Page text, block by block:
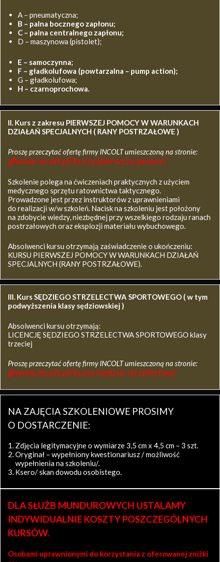
A – pneumatyczna;
B – palna bocznego zapłonu;
C – palna centralnego zapłonu;
D – maszynowa (pistolet);
E – samoczynna;
F – gładkolufowa (powtarzalna – pump action);
G – gładkolufowa;
H – czarnoprochowa.
II. Kurs z zakresu PIERWSZEJ POMOCY W WARUNKACH
DZIAŁAŃ SPECJALNYCH ( RANY POSTRZAŁOWE )
Proszę przeczytać ofertę firmy INCOLT umieszczoną na stronie:
www.incolt.pl/kursy/pierwsza-pomoc/
Szkolenie polega na ćwiczeniach praktycznych z użyciem
medycznego sprzętu ratownictwa taktycznego.
Prowadzone jest przez instruktorów z uprawnieniami
do realizacji w/w szkoleń. Nacisk na szkoleniu jest położony
na zdobycie wiedzy, niezbędnej przy wszelkiego rodzaju ranach
postrzałowych oraz eksplozji materiału wybuchowego.
Absolwenci kursu otrzymają zaświadczenie o ukończeniu:
KURSU PIERWSZEJ POMOCY W WARUNKACH DZIAŁAŃ
SPECJALNYCH (RANY POSTRZAŁOWE).
III. Kurs SĘDZIEGO STRZELECTWA SPORTOWEGO ( w tym
podwyższenia klasy sędziowskiej )
Absolwenci kursu otrzymają:
LICENCJĘ SĘDZIEGO STRZELECTWA SPORTOWEGO klasy
trzeciej
Proszę przeczytać ofertę firmy INCOLT umieszczoną na stronie:
www.incolt.pl/kursy/sedzia-strzelectwa/
NA ZAJĘCIA SZKOLENIOWE PROSIMY
O DOSTARCZENIE:
Zdjęcia legitymacyjne o wymiarze 3,5 cm x 4,5 cm – 3 szt.
Oryginał – wypełniony kwestionariusz / możliwość
wypełnienia na szkoleniu/.
Ksero/ skan dowodu osobistego.
DLA SŁUŻB MUNDUROWYCH USTALAMY
INDYWIDUALNIE KOSZTY POSZCZEGÓLNYCH
KURSÓW.
Osobami uprawnionymi do korzystania z oferowanej zniżki